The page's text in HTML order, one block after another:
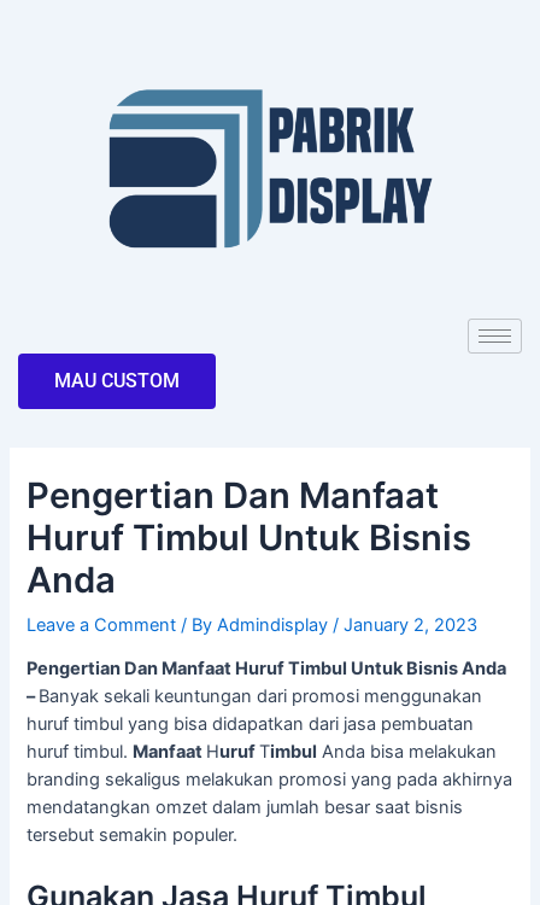
MAU CUSTOM
Pengertian Dan Manfaat
Huruf Timbul Untuk Bisnis
Anda
Leave a Comment / ByAdmindisplay/January 2, 2023
Pengertian Dan Manfaat Huruf Timbul Untuk Bisnis Anda
–Banyak sekali keuntungan dari promosi menggunakan
huruf timbul yang bisa didapatkan dari jasa pembuatan
huruf timbul. Manfaat HurufTimbul Anda bisa melakukan
branding sekaligus melakukan promosi yang pada akhirnya
mendatangkan omzet dalam jumlah besar saat bisnis
tersebut semakin populer.
Gunakan Jasa Huruf Timbul